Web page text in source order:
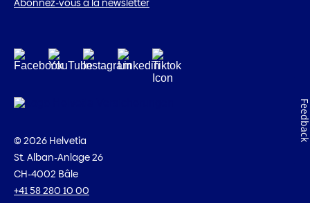
Abonnez-vous à la newsletter
© 2026 Helvetia
St. Alban-Anlage 26
CH-4002 Bâle
+41 58 280 10 00